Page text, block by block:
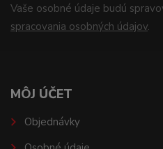
Vaše osobné údaje budú
spracovania osobných údajov.
MÔJ ÚČET
Objednávky